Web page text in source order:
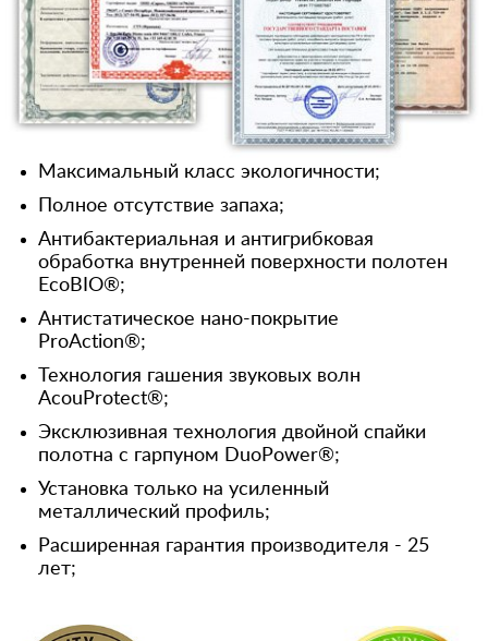
Максимальный класс экологичности;
Полное отсутствие запаха;
Антибактериальная и антигрибковая
обработка внутренней поверхности полотен
EcoBIO®;
Антистатическое нано-покрытие
ProAction®;
Технология гашения звуковых волн
AcouProtect®;
Эксклюзивная технология двойной спайки
полотна с гарпуном DuoPower®;
Установка только на усиленный
металлический профиль;
Расширенная гарантия производителя - 25
лет;